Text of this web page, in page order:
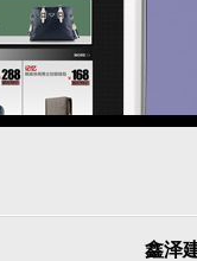
鑫泽